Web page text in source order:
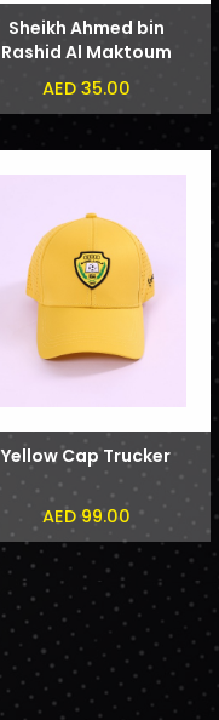
Sheikh Ahmed bin
Rashid Al Maktoum
Phone Sticker
AED 35.00
Yellow Cap Trucker
AED 99.00